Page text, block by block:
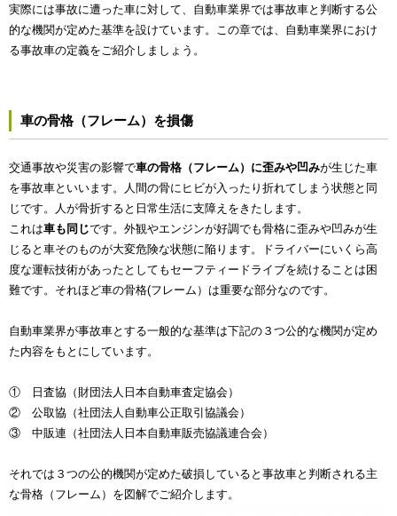
実際には事故に遭った車に対して、自動車業界では事故車と判断する公
的な機関が定めた基準を設けています。この章では、自動車業界におけ
る事故車の定義をご紹介しましょう。
車の骨格（フレーム）を損傷
交通事故や災害の影響で車の骨格（フレーム）に歪みや凹みが生じた車
を事故車といいます。人間の骨にヒビが入ったり折れてしまう状態と同
じです。人が骨折すると日常生活に支障えをきたします。
これは車も同じです。外観やエンジンが好調でも骨格に歪みや凹みが生
じると車そのものが大変危険な状態に陥ります。ドライバーにいくら高
度な運転技術があったとしてもセーフティードライブを続けることは困
難です。それほど車の骨格(フレーム）は重要な部分なのです。
自動車業界が事故車とする一般的な基準は下記の３つ公的な機関が定め
た内容をもとにしています。
① 日査協（財団法人日本自動車査定協会）
② 公取協（社団法人自動車公正取引協議会）
③ 中販連（社団法人日本自動車販売協議連合会）
それでは３つの公的機関が定めた破損していると事故車と判断される主
な骨格（フレーム）を図解でご紹介します。